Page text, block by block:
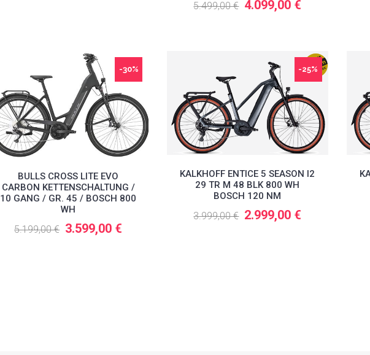
5.499,00 € 4.099,00 €
-30%
BULLS CROSS LITE EVO
CARBON KETTENSCHALTUNG /
10 GANG / GR. 45 / BOSCH 800
WH
5.199,00 € 3.599,00 €
-25%
KALKHOFF ENTICE 5 SEASON I2
29 TR M 48 BLK 800 WH
BOSCH 120 NM
3.999,00 € 2.999,00 €